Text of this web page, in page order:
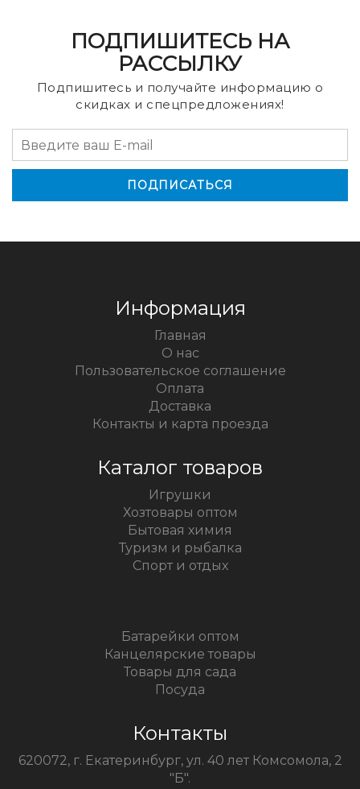
ПОДПИШИТЕСЬ НА
РАССЫЛКУ
Подпишитесь и получайте информацию о
скидках и спецпредложениях!
Информация
Главная
О нас
Пользовательское соглашение
Оплата
Доставка
Контакты и карта проезда
Каталог товаров
Игрушки
Хозтовары оптом
Бытовая химия
Туризм и рыбалка
Спорт и отдых
Батарейки оптом
Канцелярские товары
Товары для сада
Посуда
Контакты
620072, г. Екатеринбург, ул. 40 лет Комсомола, 2
"Б".